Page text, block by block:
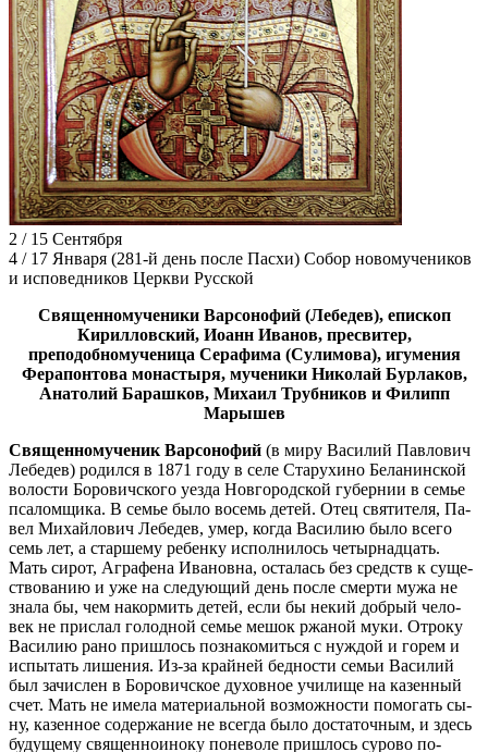
2 / 15 Сентября
4 / 17 Января (281-й день после Пасхи) Собор новомучеников
и исповедников Церкви Русской
Священномученики Варсонофий (Лебедев), епископ
Кирилловский, Иоанн Иванов, пресвитер,
преподобномученица Серафима (Сулимова), игумения
Ферапонтова монастыря, мученики Николай Бурлаков,
Анатолий Барашков, Михаил Трубников и Филипп
Марышев
Свя­щен­но­му­че­ник Вар­со­но­фий (в ми­ру Ва­си­лий Пав­ло­вич
Ле­бе­дев) ро­дил­ся в 1871 го­ду в се­ле Ста­ру­хи­но Бе­ла­нин­ской
во­ло­сти Бо­ро­вич­ско­го уез­да Нов­го­род­ской гу­бер­нии в се­мье
пса­лом­щи­ка. В се­мье бы­ло во­семь де­тей. Отец свя­ти­те­ля, Па­
вел Ми­хай­ло­вич Ле­бе­дев, умер, ко­гда Ва­си­лию бы­ло все­го
семь лет, а стар­ше­му ре­бен­ку ис­пол­ни­лось че­тыр­на­дцать.
Мать си­рот, Агра­фе­на Ива­нов­на, оста­лась без средств к су­ще­
ство­ва­нию и уже на сле­ду­ю­щий день по­сле смер­ти му­жа не
зна­ла бы, чем на­кор­мить де­тей, ес­ли бы некий доб­рый че­ло­
век не при­слал го­лод­ной се­мье ме­шок ржа­ной му­ки. От­ро­ку
Ва­си­лию ра­но при­шлось по­зна­ко­мить­ся с нуж­дой и го­рем и
ис­пы­тать ли­ше­ния. Из-за край­ней бед­но­сти се­мьи Ва­си­лий
был за­чис­лен в Бо­ро­вич­ское ду­хов­ное учи­ли­ще на ка­зен­ный
счет. Мать не име­ла ма­те­ри­аль­ной воз­мож­но­сти по­мо­гать сы­
ну, ка­зен­ное со­дер­жа­ние не все­гда бы­ло до­ста­точ­ным, и здесь
бу­ду­ще­му свя­щен­но­и­но­ку по­не­во­ле при­шлось су­ро­во по­